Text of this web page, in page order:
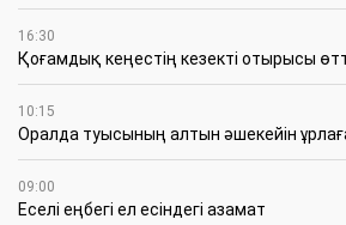
16:30
Қоғамдық кеңестің кезекті отырысы
10:15
Оралда туысының алтын әшекейін
09:00
Еселі еңбегі ел есіндегі азамат